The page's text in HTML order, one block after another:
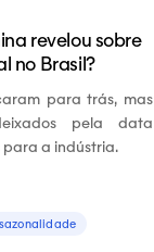
revelou sobre
no Brasil?
para trás, mas
pela data
a indústria.